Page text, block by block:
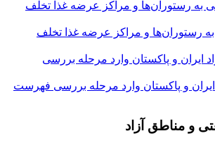
به رستوران‌ها و مراکز عرضه غذا تخلف
ایران و پاکستان وارد مرحله بررسی فهرست
و مناطق آزاد